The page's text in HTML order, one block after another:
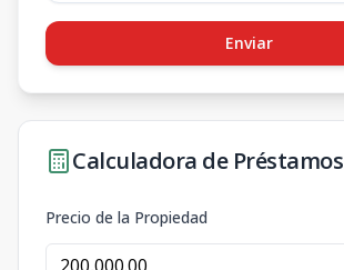
Enviar
Calculadora de Préstamos
Precio de la Propiedad